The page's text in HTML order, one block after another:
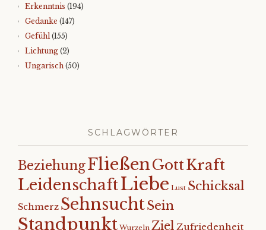
Erkenntnis (194)
Gedanke (147)
Gefühl(155)
Lichtung (2)
Ungarisch (50)
SCHLAGWÖRTER
BeziehungFließenGottKraft
LeidenschaftLiebe Lust Schicksal
Schmerz SehnsuchtSein
Standpunkt Wurzeln Ziel Zufriedenheit